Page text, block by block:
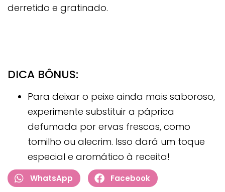
derretido e gratinado.
DICA BÔNUS:
Para deixar o peixe ainda mais saboroso,
experimente substituir a páprica
defumada por ervas frescas, como
tomilho ou alecrim. Isso dará um toque
especial e aromático à receita!
WhatsApp Facebook